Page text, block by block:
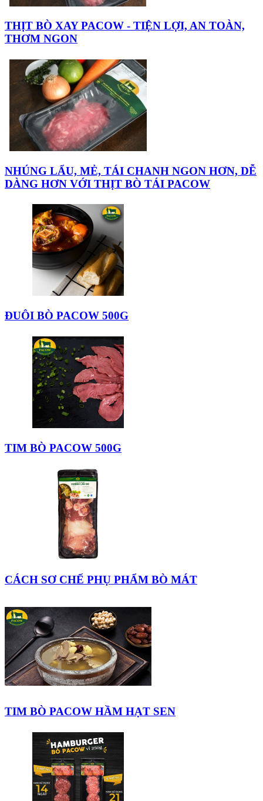
THỊT BÒ XAY PACOW - TIỆN LỢI, AN TOÀN,
THƠM NGON
NHÚNG LẨU, MẺ, TÁI CHANH NGON HƠN, DỄ
DÀNG HƠN VỚI THỊT BÒ TÁI PACOW
ĐUÔI BÒ PACOW 500G
TIM BÒ PACOW 500G
CÁCH SƠ CHẾ PHỤ PHẨM BÒ MÁT
TIM BÒ PACOW HẦM HẠT SEN